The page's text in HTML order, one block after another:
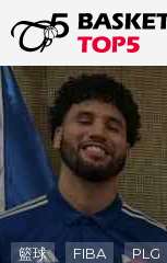
籃球 FIBA PLG